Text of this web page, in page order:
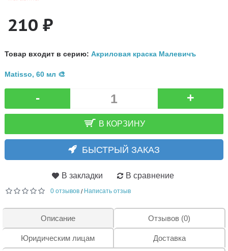
210 ₽
Товар входит в серию: Акриловая краска Малевичъ
Matisso, 60 мл 🎨
- +
В КОРЗИНУ
БЫСТРЫЙ ЗАКАЗ
В закладки В сравнение
0 отзывов / Написать отзыв
Описание Отзывов (0)
Юридическим лицам Доставка